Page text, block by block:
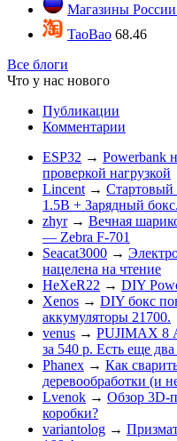
Магазины
TaoBao 68.46
Все блоги
Что у нас нового
Публикации
Комментарии
ESP32 → Powerbank
проверкой нагрузкой
Lincent →
1.5В + Зарядный
zhyr → Вечная
— Zebra F-701
Seacat3000 →
нацелена на чтение
HeXeR22 → DIY
Xenos → DIY бокс
аккумуляторы 21700.
venus → PUJIMAX 8
за 540 р. Есть еще
Phanex → Как
деревообработки (и
Lvenok → Обзор 3D-
коробки?
variantolog →